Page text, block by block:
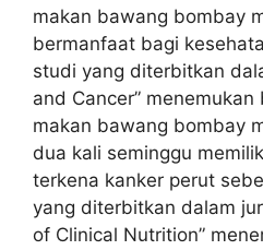
makan bawang bombay
bermanfaat bagi
studi yang diterbitkan
and Cancer”
makan bawang bombay
dua kali seminggu
terkena kanker perut
yang diterbitkan dalam
of Clinical Nutrition”